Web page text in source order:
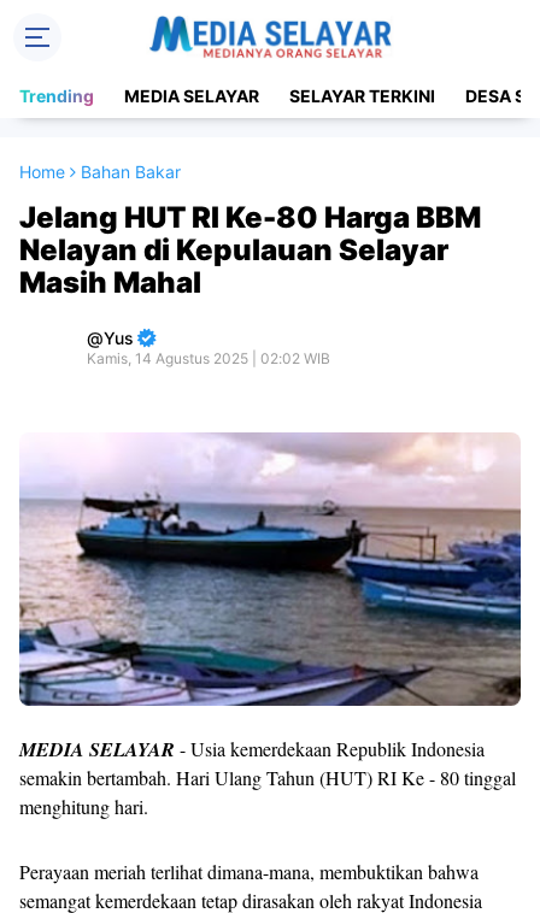
Trending MEDIA SELAYAR SELAYAR TERKINI DESA
Home Bahan Bakar
Jelang HUT RI Ke-80 Harga BBM
Nelayan di Kepulauan Selayar
Masih Mahal
Yus
Kamis, 14 Agustus 2025 | 02:02 WIB
MEDIA SELAYAR - Usia kemerdekaan Republik Indonesia
semakin bertambah. Hari Ulang Tahun (HUT) RI Ke - 80 tinggal
menghitung hari.
Perayaan meriah terlihat dimana-mana, membuktikan bahwa
semangat kemerdekaan tetap dirasakan oleh rakyat Indonesia